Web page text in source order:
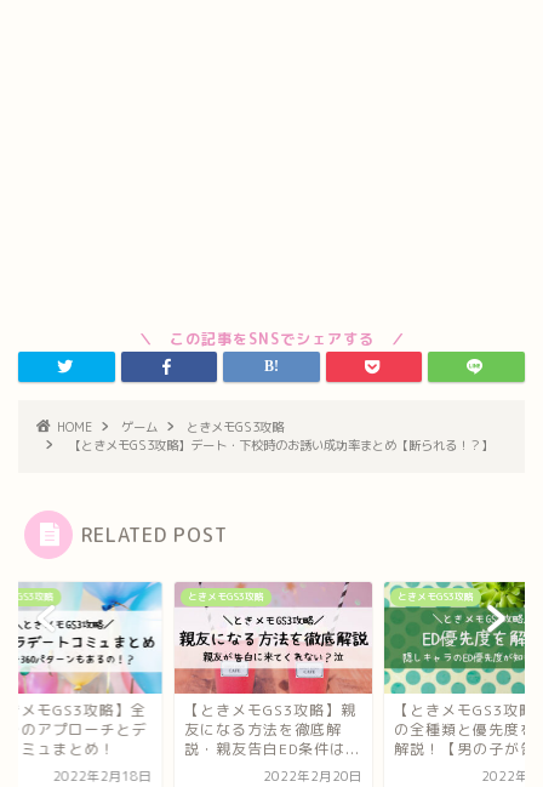
HOME ゲーム
ときメモGS3攻略
【ときメモGS3攻略】デート・下校時のお誘い成功率まとめ【断られる！？】
RELATED POST
モGS3攻略
きメモGS3攻略】親
なる方法を徹底解
友告白ED条件は...
2022年2月20日
ときメモGS3攻略
【ときメモGS3攻略】ED
の全種類と優先度を徹底
解説！【男の子が告...
2022年3月6日
ときメモGS3攻略
【ときメモGS3攻略
キャラのアプローチ
ートコミュまとめ！
2022年2